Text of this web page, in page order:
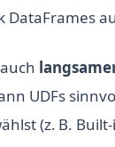
DataFrames
UDFs
(z. B.